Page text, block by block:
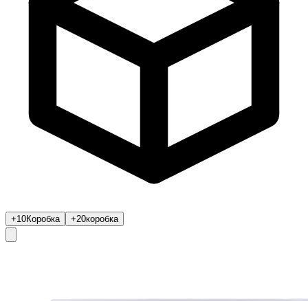
+10Коробка +20коробка